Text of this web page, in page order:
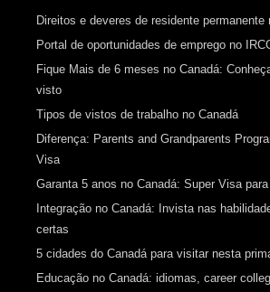
Direitos e deveres de residente permanente
Portal de oportunidades de emprego no
Fique Mais de 6 meses no Canadá:
visto
Tipos de vistos de trabalho no Canadá
Diferença: Parents and Grandparents
Visa
Garanta 5 anos no Canadá: Super Visa
Integração no Canadá: Invista nas
certas
5 cidades do Canadá para visitar nesta
Educação no Canadá: idiomas, career